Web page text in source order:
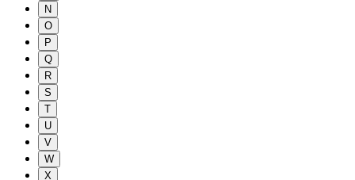
N
O
P
Q
R
S
T
U
V
W
X